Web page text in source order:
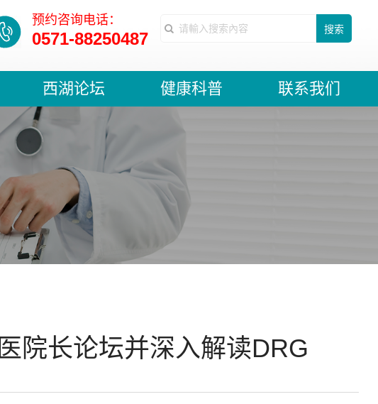
预约咨询电话：
0571-88250487 搜索
西湖论坛 健康科普 联系我们
院长论坛并深入解读DRG